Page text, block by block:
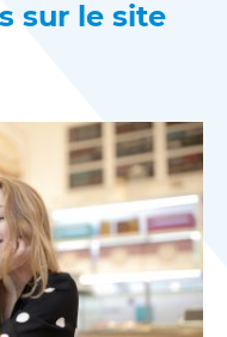
sur le site